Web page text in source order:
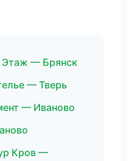
Этаж — Брянск
— Тверь
— Иваново
Кров —